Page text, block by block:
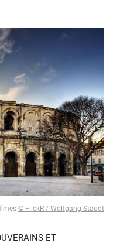
© FlickR / Wolfgang Staudt
ET